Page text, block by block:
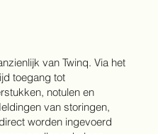
van Twinq. Via het
toegang tot
notulen en
van storingen,
worden ingevoerd